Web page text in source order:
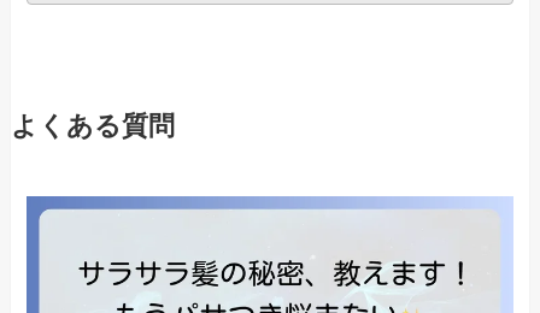
よくある質問